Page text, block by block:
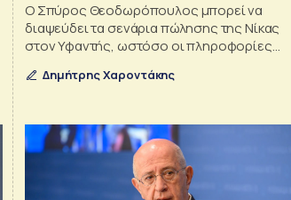
Ο Σπύρος Θεοδωρόπουλος μπορεί να
διαψεύδει τα σενάρια πώλησης της Νίκας
στον Υφαντής, ωστόσο οι πληροφορίες
Δημήτρης Χαροντάκης